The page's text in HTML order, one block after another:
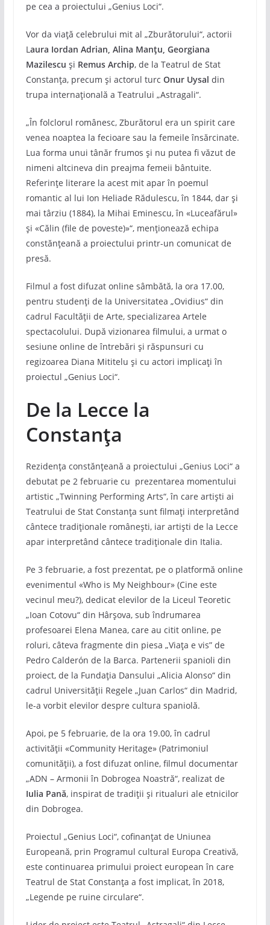
pe cea a proiectului „Genius Loci“.
Vor da viață celebrului mit al „Zburătorului“, actorii
Laura Iordan Adrian, Alina Manțu, Georgiana
Mazilescu și Remus Archip, de la Teatrul de Stat
Constanța, precum și actorul turc Onur Uysal din
trupa internațională a Teatrului „Astragali“.
„În folclorul românesc, Zburătorul era un spirit care
venea noaptea la fecioare sau la femeile însărcinate.
Lua forma unui tânăr frumos și nu putea fi văzut de
nimeni altcineva din preajma femeii bântuite.
Referinţe literare la acest mit apar în poemul
romantic al lui Ion Heliade Rădulescu, în 1844, dar şi
mai târziu (1884), la Mihai Eminescu, în «Luceafărul»
şi «Călin (file de poveste)»“, menționează echipa
constănțeană a proiectului printr-un comunicat de
presă.
Filmul a fost difuzat online sâmbătă, la ora 17.00,
pentru studenţi de la Universitatea „Ovidius“ din
cadrul Facultății de Arte, specializarea Artele
spectacolului. După vizionarea filmului, a urmat o
sesiune online de întrebări şi răspunsuri cu
regizoarea Diana Mititelu şi cu actori implicaţi în
proiectul „Genius Loci“.
De la Lecce la
Constanța
Rezidența constănțeană a proiectului „Genius Loci“ a
debutat pe 2 februarie cu prezentarea momentului
artistic „Twinning Performing Arts“, în care artiști ai
Teatrului de Stat Constanța sunt filmați interpretând
cântece tradiționale românești, iar artiști de la Lecce
apar interpretând cântece tradiționale din Italia.
Pe 3 februarie, a fost prezentat, pe o platformă online
evenimentul «Who is My Neighbour» (Cine este
vecinul meu?), dedicat elevilor de la Liceul Teoretic
„Ioan Cotovu“ din Hârșova, sub îndrumarea
profesoarei Elena Manea, care au citit online, pe
roluri, câteva fragmente din piesa „Viața e vis” de
Pedro Calderón de la Barca. Partenerii spanioli din
proiect, de la Fundația Dansului „Alicia Alonso“ din
cadrul Universității Regele „Juan Carlos“ din Madrid,
le-a vorbit elevilor despre cultura spaniolă.
Apoi, pe 5 februarie, de la ora 19.00, în cadrul
activității «Community Heritage» (Patrimoniul
comunității), a fost difuzat online, filmul documentar
„ADN – Armonii în Dobrogea Noastră“, realizat de
Iulia Pană, inspirat de tradiții și ritualuri ale etnicilor
din Dobrogea.
Proiectul „Genius Loci“, cofinanțat de Uniunea
Europeană, prin Programul cultural Europa Creativă,
este continuarea primului proiect european în care
Teatrul de Stat Constanța a fost implicat, în 2018,
„Legende pe ruine circulare“.